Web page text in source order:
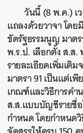
วันนี้ (8 พ.ค.) เ
แถลงด้วยวาจา โด
ขัดรัฐธรรมนูญ มาต
พ.ร.ป. เลือกตั้ง ส.ส
รายละเอียดเพิ่มเ
มาตรา 91 เป็นแต่เ
เกณฑ์และวิธีการค
ส.ส.แบบบัญชีรายชื่
กำหนด โดยกำหนด